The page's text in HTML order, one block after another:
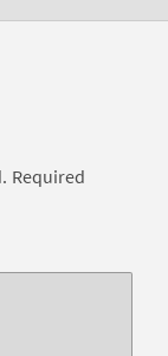
Required